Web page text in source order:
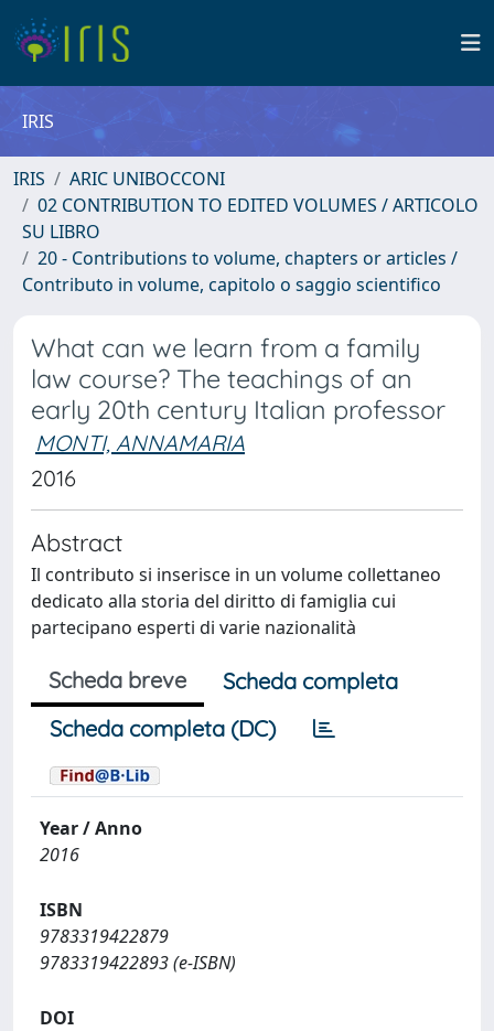
IRIS
IRIS
ARIC UNIBOCCONI
02 CONTRIBUTION TO EDITED VOLUMES / ARTICOLO
SU LIBRO
20 - Contributions to volume, chapters or articles /
Contributo in volume, capitolo o saggio scientifico
What can we learn from a family
law course? The teachings of an
early 20th century Italian professor
MONTI, ANNAMARIA
2016
Abstract
Il contributo si inserisce in un volume collettaneo
dedicato alla storia del diritto di famiglia cui
partecipano esperti di varie nazionalità
Scheda breve
Scheda completa
Scheda completa (DC)
Year / Anno
2016
ISBN
9783319422879
9783319422893 (e-ISBN)
DOI